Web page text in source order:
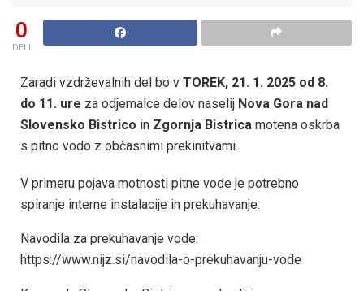
0
DELI
Zaradi vzdrževalnih del bo v TOREK, 21. 1. 2025 od 8.
do 11. ure za odjemalce delov naselij Nova Gora nad
Slovensko Bistrico in Zgornja Bistrica motena oskrba
s pitno vodo z občasnimi prekinitvami.
V primeru pojava motnosti pitne vode je potrebno
spiranje interne instalacije in prekuhavanje.
Navodila za prekuhavanje vode:
https://www.nijz.si/navodila-o-prekuhavanju-vode